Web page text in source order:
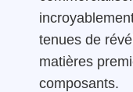
tenues de
matières
composants.